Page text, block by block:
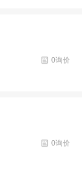
0询价
0询价